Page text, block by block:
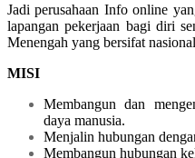
Jadi perusahaan Info online
lapangan pekerjaan bagi diri
Menengah yang bersifat
MISI
Membangun dan
daya manusia.
Menjalin hubungan
Membangun hubungan